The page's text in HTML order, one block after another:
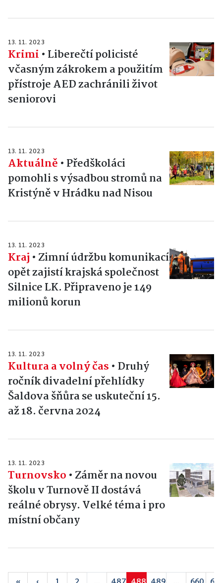
13. 11. 2023
Krimi • Liberečtí policisté
včasným zákrokem a použitím
přístroje AED zachránili život
seniorovi
13. 11. 2023
Aktuálně • Předškoláci
pomohli s výsadbou stromů na
Kristýně v Hrádku nad Nisou
13. 11. 2023
Kraj • Zimní údržbu komunikací
opět zajistí krajská společnost
Silnice LK. Připraveno je 149
milionů korun
13. 11. 2023
Kultura a volný čas • Druhý
ročník divadelní přehlídky
Šaldova šňůra se uskuteční 15.
až 18. června 2024
13. 11. 2023
Turnovsko • Záměr na novou
školu v Turnově II dostává
reálné obrysy. Velké téma i pro
místní občany